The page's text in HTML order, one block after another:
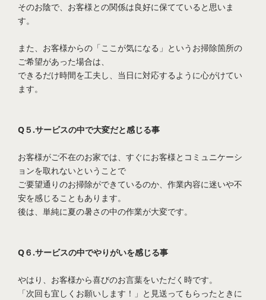
そのお陰で、お客様との関係は良好に保てていると思いま
す。
また、お客様からの「ここが気になる」というお掃除箇所の
ご希望があった場合は、
できるだけ時間を工夫し、当日に対応するように心がけてい
ます。
Q５.サービスの中で大変だと感じる事
お客様がご不在のお家では、すぐにお客様とコミュニケーシ
ョンを取れないということで
ご要望通りのお掃除ができているのか、作業内容に迷いや不
安を感じることもあります。
後は、単純に夏の暑さの中の作業が大変です。
Q６.サービスの中でやりがいを感じる事
やはり、お客様から喜びのお言葉をいただく時です。
「次回も宜しくお願いします！」と見送ってもらったときに